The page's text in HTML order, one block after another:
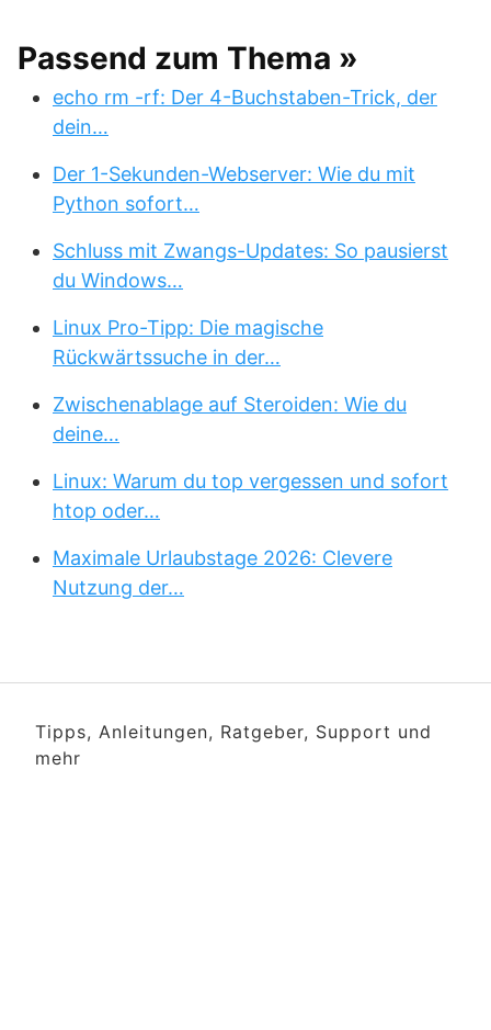
Passend zum Thema »
echo rm -rf: Der 4-Buchstaben-Trick, der
dein…
Der 1-Sekunden-Webserver: Wie du mit
Python sofort…
Schluss mit Zwangs-Updates: So pausierst
du Windows…
Linux Pro-Tipp: Die magische
Rückwärtssuche in der…
Zwischenablage auf Steroiden: Wie du
deine…
Linux: Warum du top vergessen und sofort
htop oder…
Maximale Urlaubstage 2026: Clevere
Nutzung der…
Tipps, Anleitungen, Ratgeber, Support und
mehr